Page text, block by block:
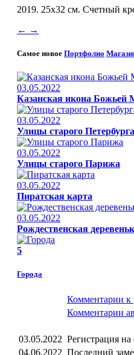
2019. 25х32 см. Счетный
← →
Самое новое Портфолио
03.05.2022
Казанская икона Божьей
03.05.2022
Улицы старого Петербурга
03.05.2022
Улицы старого Парижа
03.05.2022
Пиратская карта
03.05.2022
Рождественская
5
Города
Комментарии к
Комментарии
03.05.2022 Регистрация на
04.06.2022 Последний